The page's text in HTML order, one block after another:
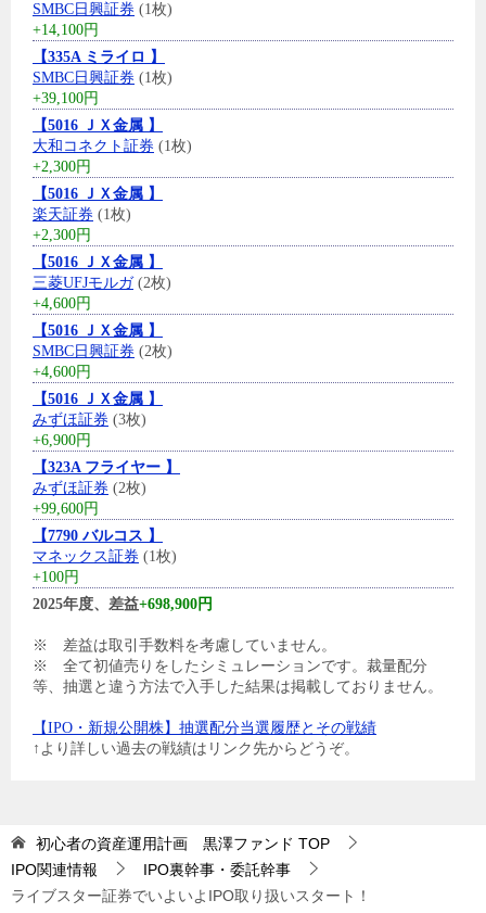
SMBC日興証券 (1枚)
+14,100円
【335A ミライロ 】
SMBC日興証券 (1枚)
+39,100円
【5016 ＪＸ金属 】
大和コネクト証券 (1枚)
+2,300円
【5016 ＪＸ金属 】
楽天証券 (1枚)
+2,300円
【5016 ＪＸ金属 】
三菱UFJモルガ(2枚)
+4,600円
【5016 ＪＸ金属 】
SMBC日興証券 (2枚)
+4,600円
【5016 ＪＸ金属 】
みずほ証券 (3枚)
+6,900円
【323A フライヤー 】
みずほ証券 (2枚)
+99,600円
【7790 バルコス 】
マネックス証券 (1枚)
+100円
2025年度、差益+698,900円
※ 差益は取引手数料を考慮していません。
※ 全て初値売りをしたシミュレーションです。裁量配分
等、抽選と違う方法で入手した結果は掲載しておりません。
【IPO・新規公開株】抽選配分当選履歴とその戦績
↑より詳しい過去の戦績はリンク先からどうぞ。
初心者の資産運用計画 黒澤ファンド TOP
IPO関連情報
IPO裏幹事・委託幹事
ライブスター証券でいよいよIPO取り扱いスタート！